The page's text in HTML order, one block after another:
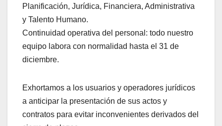
Planificación, Jurídica, Financiera, Administrativa
y Talento Humano.
Continuidad operativa del personal: todo nuestro
equipo labora con normalidad hasta el 31 de
diciembre.
Exhortamos a los usuarios y operadores jurídicos
a anticipar la presentación de sus actos y
contratos para evitar inconvenientes derivados del